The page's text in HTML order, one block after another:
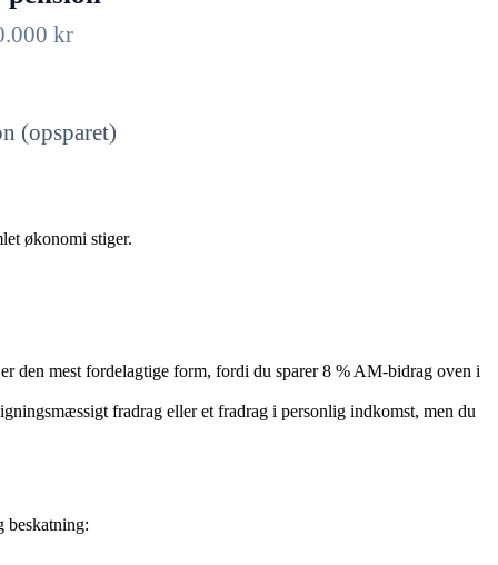
kr
(opsparet)
økonomi stiger.
den mest fordelagtige form, fordi du sparer 8 % AM-bidrag oven i
fradrag eller et fradrag i personlig indkomst, men du
beskatning: